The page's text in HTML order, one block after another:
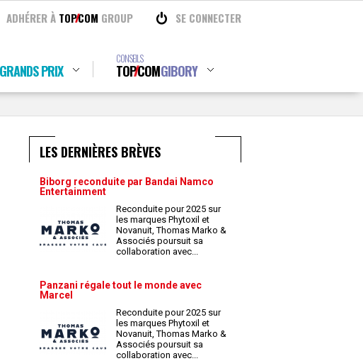
ADHÉRER À TOPCOM GROUP SE CONNECTER
GRANDS PRIX
CONSEILS
TOPCOMGIBORY
LES DERNIÈRES BRÈVES
Biborg reconduite par Bandai Namco
Entertainment
Reconduite pour 2025 sur
les marques Phytoxil et
Novanuit, Thomas Marko &
Associés poursuit sa
collaboration avec...
Panzani régale tout le monde avec
Marcel
Reconduite pour 2025 sur
les marques Phytoxil et
Novanuit, Thomas Marko &
Associés poursuit sa
collaboration avec...